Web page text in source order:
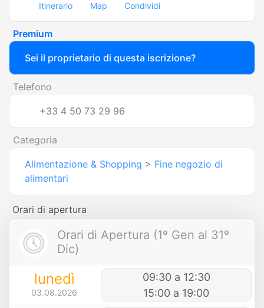
Itinerario Map Condividi
Premium
Sei il proprietario di questa iscrizione?
Telefono
+33 4 50 73 29 96
Categoria
Alimentazione & Shopping > Fine negozio di
alimentari
Orari di apertura
Orari di Apertura (1º Gen al 31º
Dic)
lunedì
03.08.2026
09:30 a 12:30
15:00 a 19:00